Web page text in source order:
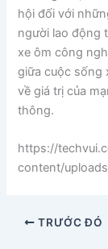
hội đối với
người lao động
xe ôm công
giữa cuộc sống
về giá trị của
thông.
https://
content/
TRƯỚC ĐÓ